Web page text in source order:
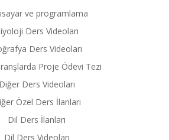
ve programlama
Ders Videoları
Ders Videoları
Proje Ödevi Tezi
Diğer Ders Videoları
Özel Ders İlanları
Dil Ders İlanları
Dil Ders Videoları